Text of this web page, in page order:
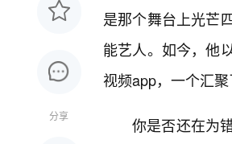
分享
是那个舞台上光芒
能艺人。如今，他
视频app，一个汇
你是否还在为